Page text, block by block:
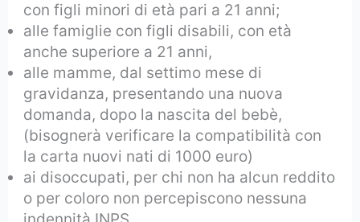
con figli minori di età pari a 21 anni;
alle famiglie con figli disabili, con età
anche superiore a 21 anni,
alle mamme, dal settimo mese di
gravidanza, presentando una nuova
domanda, dopo la nascita del bebè,
(bisognerà verificare la compatibilità con
la carta nuovi nati di 1000 euro)
ai disoccupati, per chi non ha alcun reddito
o per coloro non percepiscono nessuna